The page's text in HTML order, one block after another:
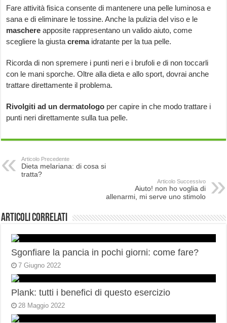
Fare attività fisica consente di mantenere una pelle luminosa e
sana e di eliminare le tossine. Anche la pulizia del viso e le
maschere apposite rappresentano un valido aiuto, come
scegliere la giustacremaidratante per la tua pelle.
Ricorda di non spremere i punti neri e i brufoli e di non toccarli
con le mani sporche. Oltre alla dieta e allo sport, dovrai anche
trattare direttamente il problema.
Rivolgiti ad un dermatologo per capire in che modo trattare i
punti neri direttamente sulla tua pelle.
Articolo Precedente
Dieta melariana: di cosa si
tratta?
Articolo Successivo
Aiuto! non ho voglia di
allenarmi, mi serve uno stimolo
Articoli correlati
Sgonfiare la pancia in pochi giorni: come fare?
7 Giugno 2022
Plank: tutti i benefici di questo esercizio
28 Maggio 2022